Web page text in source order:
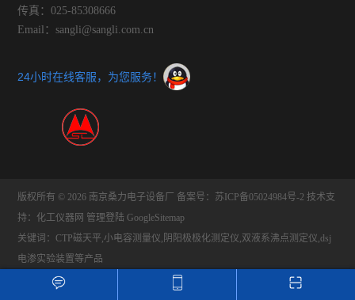
传真：025-85308666
Email：sangli@sangli.com.cn
24小时在线客服，为您服务！
版权所有 © 2026 南京桑力电子设备厂 备案号：苏ICP备05024984号-2 技术支
持： 化工仪器网 管理登陆 GoogleSitemap
关键词：CTP磁天平,小电容测量仪,阴阳极极化测定仪,双液系沸点测定仪,dsj
电渗实验装置等产品